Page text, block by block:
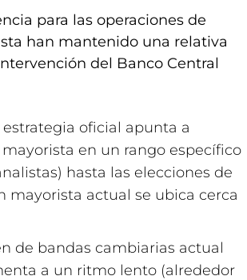
para las operaciones de
han mantenido una relativa
del Banco Central
estrategia oficial apunta a
en un rango específico
hasta las elecciones de
mayorista actual se ubica cerca
de bandas cambiarias actual
a un ritmo lento (alrededor